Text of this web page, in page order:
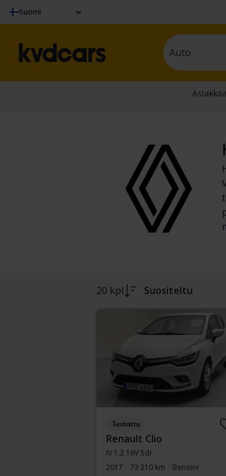
Suomi
Auto
20 kpl Suositeltu
Testattu
Renault Clio
IV 1.2 16V 5dr
2017
73 210 km
Bensiini